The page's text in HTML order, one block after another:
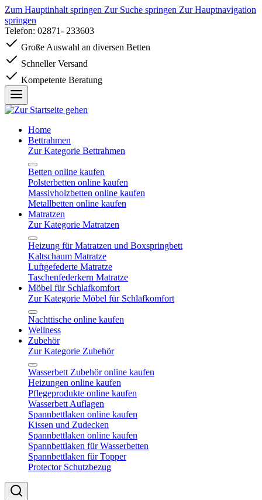
Zum Hauptinhalt springen Zur Suche springen Zur Hauptnavigation
springen
Telefon: 02871- 233603
Große Auswahl an diversen Betten
Schneller Versand
Kompetente Beratung
Home
Bettrahmen
Zur Kategorie Bettrahmen
Betten online kaufen
Polsterbetten online kaufen
Massivholzbetten online kaufen
Metallbetten online kaufen
Matratzen
Zur Kategorie Matratzen
Heizung für Matratzen und Boxspringbett
Kaltschaum Matratze
Luftgefederte Matratze
Taschenfederkern Matratze
Möbel für Schlafkomfort
Zur Kategorie Möbel für Schlafkomfort
Nachttische online kaufen
Wellness
Zubehör
Zur Kategorie Zubehör
Wasserbett Zubehör online kaufen
Heizungen online kaufen
Pflegeprodukte online kaufen
Wasserbett Auflagen
Spannbettlaken online kaufen
Kissen und Zudecken
Spannbettlaken online kaufen
Spannbettlaken für Wasserbetten
Spannbettlaken für Topper
Protector Schutzbezug